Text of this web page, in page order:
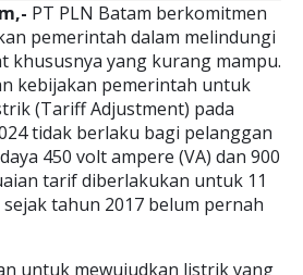
PT PLN Batam berkomitmen
pemerintah dalam melindungi
khususnya yang kurang mampu.
kebijakan pemerintah untuk
(Tariff Adjustment) pada
tidak berlaku bagi pelanggan
450 volt ampere (VA) dan 900
tarif diberlakukan untuk 11
tahun 2017 belum pernah
untuk mewujudkan listrik yang